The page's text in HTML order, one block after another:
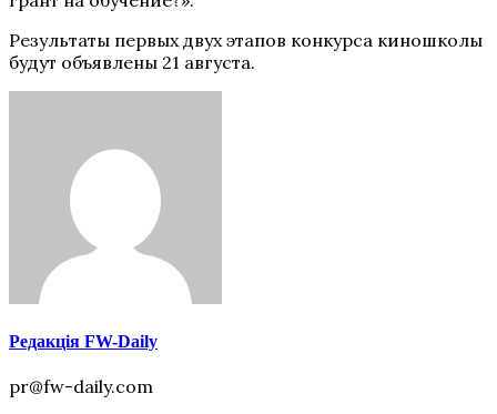
Результаты первых двух этапов конкурса киношколы
будут объявлены 21 августа.
Редакція FW-Daily
pr@fw-daily.com